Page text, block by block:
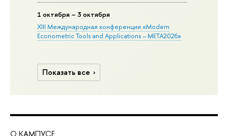
1 октября – 3 октября
XIII Международная конференция «Modern
Econometric Tools and Applications – META2026»
Показать все
О КАМПУСЕ